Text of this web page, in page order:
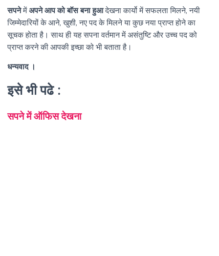
सपनेमेंअपने आप को बॉस बना हुआदेखना कार्यो में सफलता मिलने, नयी
जिम्मेदारियों के आने, खुशी, नए पद के मिलने या कुछ नया प्राप्त होने का
सूचक होता है। साथ ही यह सपना वर्तमान में असंतुष्टि और उच्च पद को
प्राप्त करने की आपकी इच्छा को भी बताता है।
धन्यवाद ।
इसे भी पढे :
सपने में ऑफिस देखना